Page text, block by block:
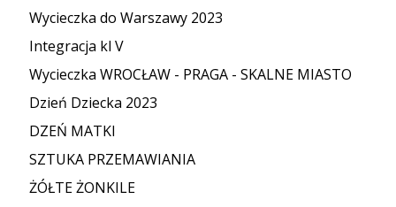
Wycieczka do Warszawy 2023
Integracja kl V
Wycieczka WROCŁAW - PRAGA - SKALNE MIASTO
Dzień Dziecka 2023
DZEŃ MATKI
SZTUKA PRZEMAWIANIA
ŻÓŁTE ŻONKILE